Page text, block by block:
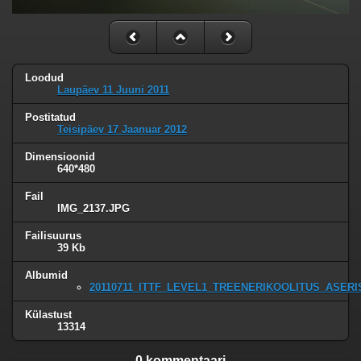
Loodud
Laupäev 11 Juuni 2011
Postitatud
Teisipäev 17 Jaanuar 2012
Dimensioonid
640*480
Fail
IMG_2137.JPG
Failisuurus
39 Kb
Albumid
Külastust
13314